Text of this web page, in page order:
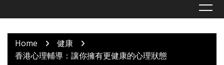
Home
健康
香港心理輔導：讓你擁有更健康的心理狀態